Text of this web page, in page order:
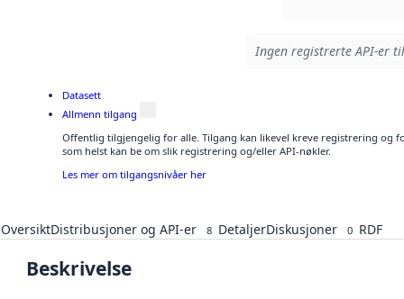
Ingen registrerte API-er
Datasett
Allmenn tilgang
Offentlig tilgjengelig for alle. Tilgang kan likevel kreve registrering og
som helst kan be om slik registrering og/eller API-nøkler.
Les mer om tilgangsnivåer her
OversiktDistribusjoner og API-er 8 DetaljerDiskusjoner 0 RDF
Beskrivelse